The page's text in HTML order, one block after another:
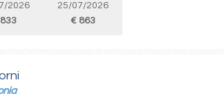
2026
25/07/2026
€ 863